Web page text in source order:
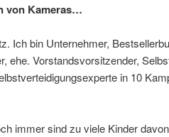
von Kameras…
Ich bin Unternehmer,
ehe. Vorstandsvorsitzender,
in 10
immer sind zu viele Kinder